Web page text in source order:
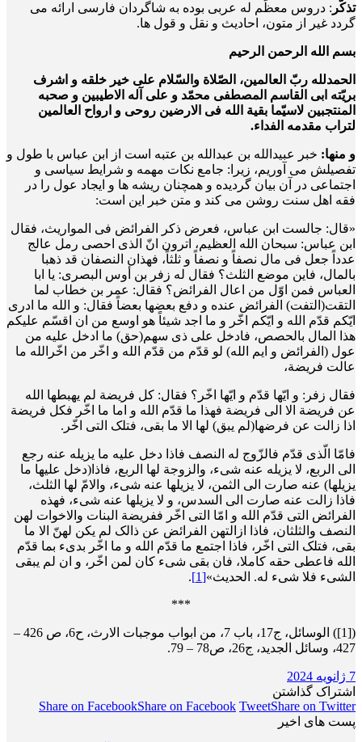
تذکّر : دروس معظّم له عربی بوده به شاگردان فارسی ارائه می
گردد غیر از متون، احادیث و نقل و قول ها.
بسم الله الرحمن الرحیم
الحمدلله ربّ العالمین، الصّلاة والسّلام علی خیر خلقه و اشرف
بریّته ابی القاسم المصطفی محمّد و علی آله الاطیبین و صحبه
المنتجبین لاسیّما بقیة الله فی الارضین روحی و ارواح العالمین
لتراب مقدمه الفداء.
و منها: خبر عبیدالله بن عبدالله بن عتبه است از ابن عباس با طول و
تفصیلش می آوریم، زیرا: جامع نکات مهمه و شرایط سیاسی و
اجتماعی در آن بیان گردیده و همچنان ریشه ها و ایجاد عول را در
فقه اهل سنت روشن می کند و متن خبر این است:
«قال: جالست ابن عباس، فعرض ذکر الفرائض فی المواریث، فقال
ابن عباس: سبحان الله العظیم، اترون انّ الذی احصی رمل عالج
عدداً جعل فی مال نصفاً و نصفاً و ثلثاً، فهذان النصفان قد ذهبا
بالمال، فاین موضع الثلث؟ فقال له زفر بن أوس البصری: یا ابا
العباس فمن اوّل من اعال الفرائض؟ فقال: عمر بن خطاب لما
التقت(التفت) الفرائض عنده و دفع بعضها بعضاً فقال: و الله ما ادری
ایّکم قدّم الله و ایّکم اخّر و ما اجد شیئاً هو اوسع من ان اقسّم علیکم
هذا المال بالحصص، فادخل علی ذی سهم(حق) ما ادخل علیه من
عول (الفرائض و ایم الله) لو قدّم من قدّم الله و اخّر من اخّرالله ما
عالت فریضة،
فقال زفر: و ایّها قدّم و ایّها اخّر؟ فقال: کل فریضة لم یهبطها الله
عن فریضة الا الی فریضة فهذا ما قدّم الله و اما ما اخّر فکل فریضة
اذا زالت عن فرضها(لم یبق) لها الا ما بقی، فتلک التی اخّر.
فامّا الّذی قدّم فالزّوج له النصف فاذا دخل علیه ما یزیله عنه رجع
الی الربع، لا یزیله عنه شیء، والزوجة لها الربع، فاذا(دخل علیها ما
یزیلها) عنه صارت الی الثمن، لا یزیلها عنه شیء، والامّ لها الثلث،
فاذا زالت عنه صارت الی السدس، و لا یزیلها عنه شیء، فهذه
الفرائض التی قدّم الله و امّا التی اخّر ففریضة البنات والاخوات لهن
النصف والثلثان، فاذا ازالتهن الفرائض عن ذالک لم یکن لهنّ الا ما
بقی، فتلک التی اخّر، فاذا اجتمع ما قدّم الله و ما اخّر بدیء بما قدّم
الله فاعطی حقه کاملا، فان بقی شیء کان لمن اخّر، و ان لم یبقی
الشیء فلا شیء له. الحدیث»[1]
.
***
([1]) الوسائل، ج17، باب 7، من ابواب موجبات الارث، ح6، ص 426 –
427، وسائل الجدید، ج26، ص78 – 79.
7 ژانویه 2024
اشتراک گذاشتن
Share on FacebookShare on Facebook TweetShare on Twitter
پست های اخیر